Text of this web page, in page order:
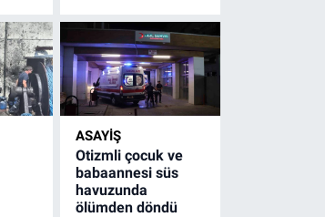
ASAYİŞ
Otizmli çocuk ve
babaannesi süs
havuzunda
ölümden döndü